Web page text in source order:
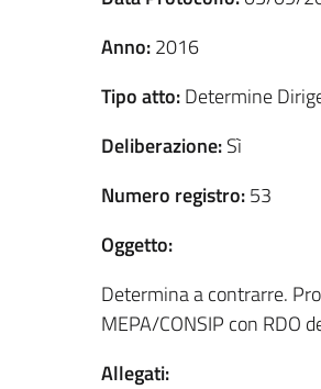
Anno:2016
Tipo atto:Determine
Deliberazione:Sì
Numero registro:53
Oggetto:
Determina a contrarre.
MEPA/CONSIP con RDO
Allegati: